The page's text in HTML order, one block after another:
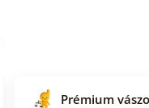
Prémium